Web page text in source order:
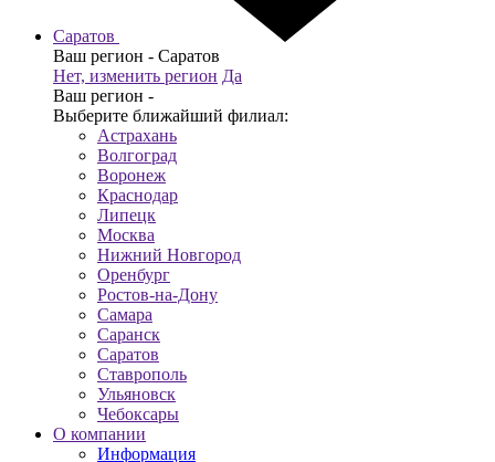
Саратов
Ваш регион - Саратов
Нет, изменить регион Да
Ваш регион -
Выберите ближайший филиал:
Астрахань
Волгоград
Воронеж
Краснодар
Липецк
Москва
Нижний Новгород
Оренбург
Ростов-на-Дону
Самара
Саранск
Саратов
Ставрополь
Ульяновск
Чебоксары
О компании
Информация